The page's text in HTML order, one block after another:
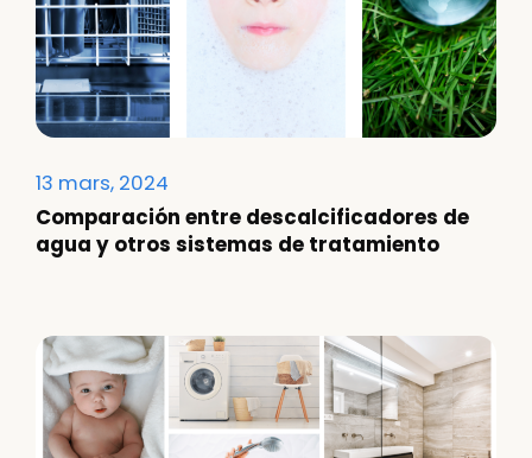
13 mars, 2024
Comparación entre descalcificadores de
agua y otros sistemas de tratamiento